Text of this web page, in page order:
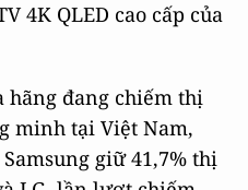
4K QLED cao cấp của
hãng đang chiếm thị
minh tại Việt Nam,
giữ 41,7% thị